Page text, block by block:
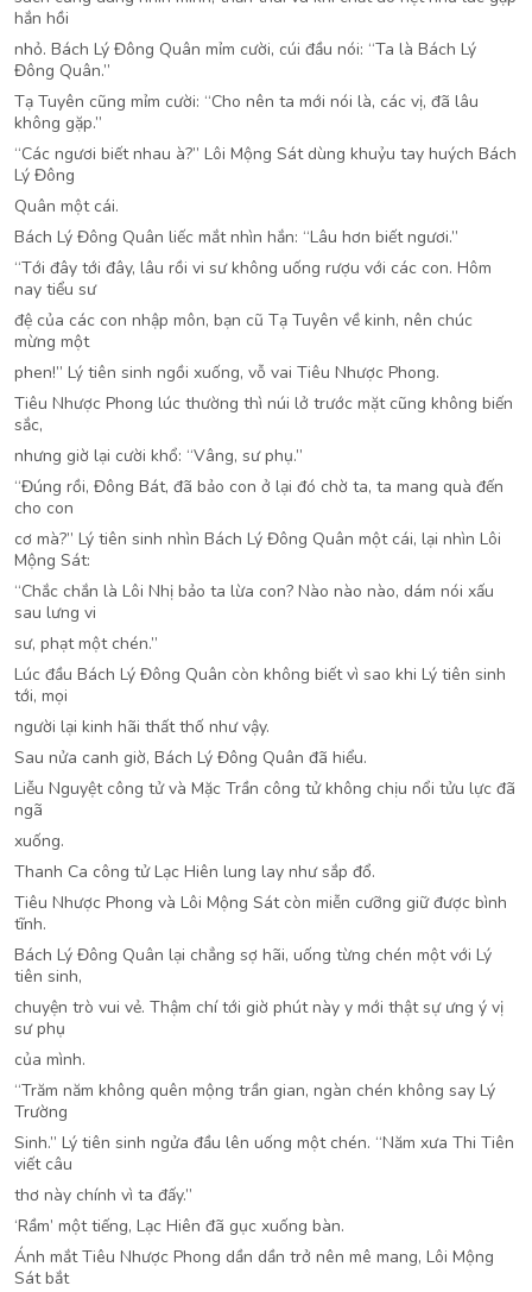
hắn hồi
nhỏ. Bách Lý Đông Quân mỉm cười, cúi đầu nói: “Ta là Bách Lý
Đông Quân.”
Tạ Tuyên cũng mỉm cười: “Cho nên ta mới nói là, các vị, đã lâu
không gặp.”
“Các ngươi biết nhau à?” Lôi Mộng Sát dùng khuỷu tay huých Bách
Lý Đông
Quân một cái.
Bách Lý Đông Quân liếc mắt nhìn hắn: “Lâu hơn biết ngươi.”
“Tới đây tới đây, lâu rồi vi sư không uống rượu với các con. Hôm
nay tiểu sư
đệ của các con nhập môn, bạn cũ Tạ Tuyên về kinh, nên chúc
mừng một
phen!” Lý tiên sinh ngồi xuống, vỗ vai Tiêu Nhược Phong.
Tiêu Nhược Phong lúc thường thì núi lở trước mặt cũng không biến
sắc,
nhưng giờ lại cười khổ: “Vâng, sư phụ.”
“Đúng rồi, Đông Bát, đã bảo con ở lại đó chờ ta, ta mang quà đến
cho con
cơ mà?” Lý tiên sinh nhìn Bách Lý Đông Quân một cái, lại nhìn Lôi
Mộng Sát:
“Chắc chắn là Lôi Nhị bảo ta lừa con? Nào nào nào, dám nói xấu
sau lưng vi
sư, phạt một chén.”
Lúc đầu Bách Lý Đông Quân còn không biết vì sao khi Lý tiên sinh
tới, mọi
người lại kinh hãi thất thố như vậy.
Sau nửa canh giờ, Bách Lý Đông Quân đã hiểu.
Liễu Nguyệt công tử và Mặc Trần công tử không chịu nổi tửu lực đã
ngã
xuống.
Thanh Ca công tử Lạc Hiên lung lay như sắp đổ.
Tiêu Nhược Phong và Lôi Mộng Sát còn miễn cưỡng giữ được bình
tĩnh.
Bách Lý Đông Quân lại chẳng sợ hãi, uống từng chén một với Lý
tiên sinh,
chuyện trò vui vẻ. Thậm chí tới giờ phút này y mới thật sự ưng ý vị
sư phụ
của mình.
“Trăm năm không quên mộng trần gian, ngàn chén không say Lý
Trường
Sinh.” Lý tiên sinh ngửa đầu lên uống một chén. “Năm xưa Thi Tiên
viết câu
thơ này chính vì ta đấy.”
‘Rầm’ một tiếng, Lạc Hiên đã gục xuống bàn.
Ánh mắt Tiêu Nhược Phong dần dần trở nên mê mang, Lôi Mộng
Sát bắt